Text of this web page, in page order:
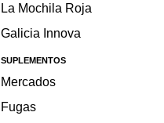
La Mochila Roja
Galicia Innova
SUPLEMENTOS
Mercados
Fugas